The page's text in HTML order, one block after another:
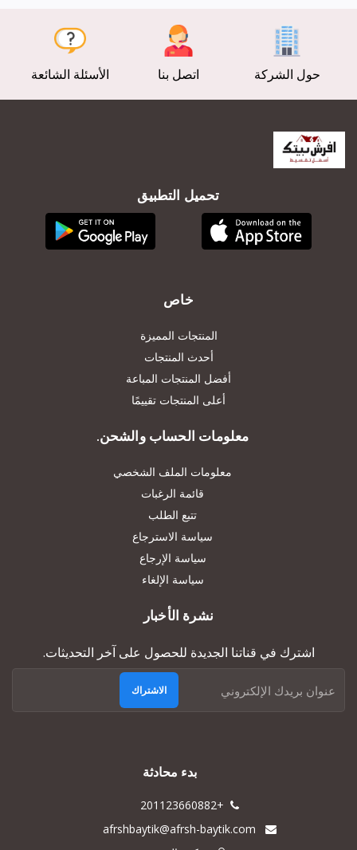
حول الشركة اتصل بنا الأسئلة الشائعة
تحميل التطبيق
خاص
المنتجات المميزة
أحدث المنتجات
أفضل المنتجات المباعة
أعلى المنتجات تقييمًا
معلومات الحساب والشحن.
معلومات الملف الشخصي
قائمة الرغبات
تتبع الطلب
سياسة الاسترجاع
سياسة الإرجاع
سياسة الإلغاء
نشرة الأخبار
اشترك في قناتنا الجديدة للحصول على آخر التحديثات.
الاشتراك
بدء محادثة
+201123660882
afrshbaytik@afrsh-baytik.com